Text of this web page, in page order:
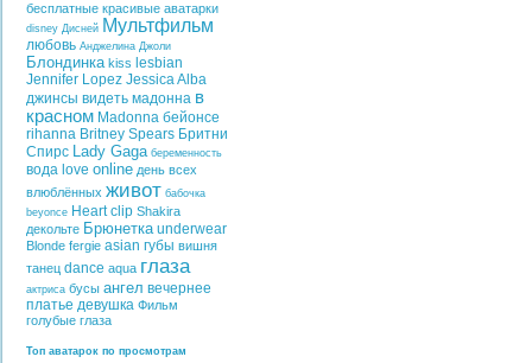
бесплатные красивые аватарки
disney Дисней Мультфильм
любовь Анджелина Джоли
Блондинка kiss lesbian
Jennifer Lopez Jessica Alba
джинсы видеть мадонна в
красном Madonna бейонсе
rihanna Britney Spears Бритни
Спирс Lady Gaga беременность
вода love online день всех
влюблённых живот бабочка
beyonce Heart clip Shakira
декольте Брюнетка underwear
Blonde fergie asian губы вишня
танец dance aqua глаза
актриса бусы ангел вечернее
платье девушка Фильм
голубые глаза
Топ аватарок по просмотрам